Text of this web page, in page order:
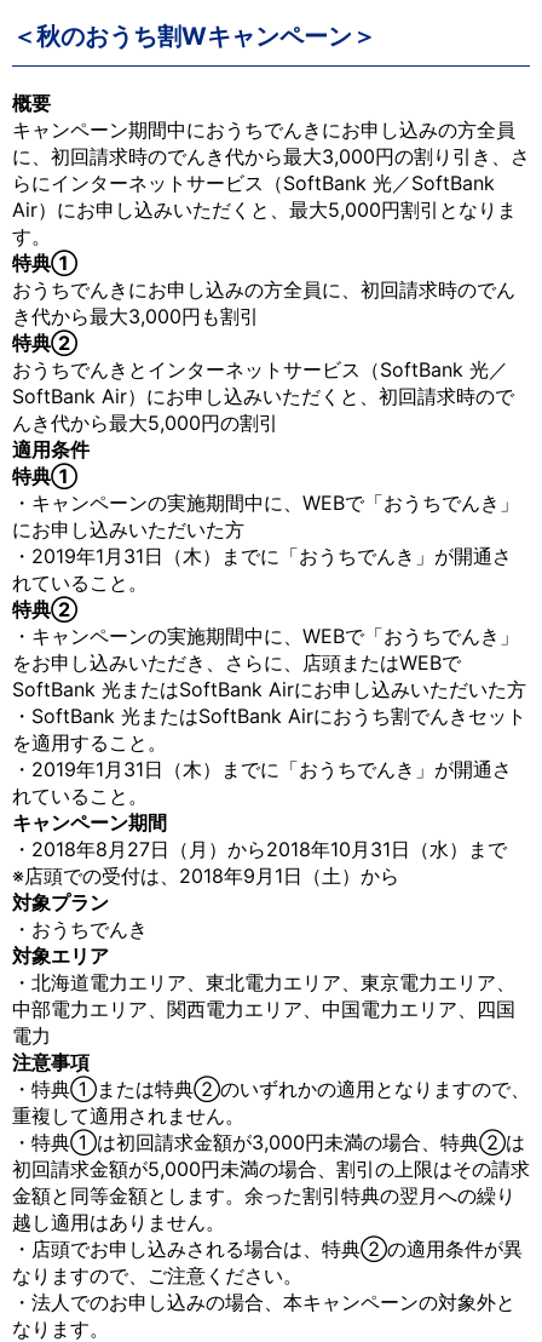
＜秋のおうち割Wキャンペーン＞
概要
キャンペーン期間中におうちでんきにお申し込みの方全員
に、初回請求時のでんき代から最大3,000円の割り引き、さ
らにインターネットサービス（SoftBank 光／SoftBank
Air）にお申し込みいただくと、最大5,000円割引となりま
す。
特典①
おうちでんきにお申し込みの方全員に、初回請求時のでん
き代から最大3,000円も割引
特典②
おうちでんきとインターネットサービス（SoftBank 光／
SoftBank Air）にお申し込みいただくと、初回請求時ので
んき代から最大5,000円の割引
適用条件
特典①
・キャンペーンの実施期間中に、WEBで「おうちでんき」
にお申し込みいただいた方
・2019年1月31日（木）までに「おうちでんき」が開通さ
れていること。
特典②
・キャンペーンの実施期間中に、WEBで「おうちでんき」
をお申し込みいただき、さらに、店頭またはWEBで
SoftBank 光またはSoftBank Airにお申し込みいただいた方
・SoftBank 光またはSoftBank Airにおうち割でんきセット
を適用すること。
・2019年1月31日（木）までに「おうちでんき」が開通さ
れていること。
キャンペーン期間
・2018年8月27日（月）から2018年10月31日（水）まで
※店頭での受付は、2018年9月1日（土）から
対象プラン
・おうちでんき
対象エリア
・北海道電力エリア、東北電力エリア、東京電力エリア、
中部電力エリア、関西電力エリア、中国電力エリア、四国
電力
注意事項
・特典①または特典②のいずれかの適用となりますので、
重複して適用されません。
・特典①は初回請求金額が3,000円未満の場合、特典②は
初回請求金額が5,000円未満の場合、割引の上限はその請求
金額と同等金額とします。余った割引特典の翌月への繰り
越し適用はありません。
・店頭でお申し込みされる場合は、特典②の適用条件が異
なりますので、ご注意ください。
・法人でのお申し込みの場合、本キャンペーンの対象外と
なります。